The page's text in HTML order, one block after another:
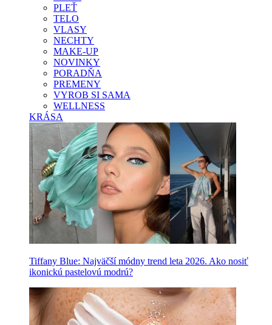
PLEŤ
TELO
VLASY
NECHTY
MAKE-UP
NOVINKY
PORADŇA
PREMENY
VYROB SI SAMA
WELLNESS
KRÁSA
Tiffany Blue: Najväčší módny trend leta 2026. Ako nosiť
ikonickú pastelovú modrú?